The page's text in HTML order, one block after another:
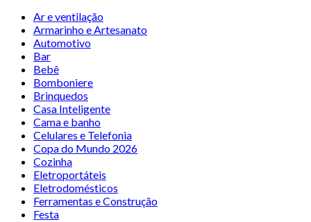
Ar e ventilação
Armarinho e Artesanato
Automotivo
Bar
Bebê
Bomboniere
Brinquedos
Casa Inteligente
Cama e banho
Celulares e Telefonia
Copa do Mundo 2026
Cozinha
Eletroportáteis
Eletrodomésticos
Ferramentas e Construção
Festa